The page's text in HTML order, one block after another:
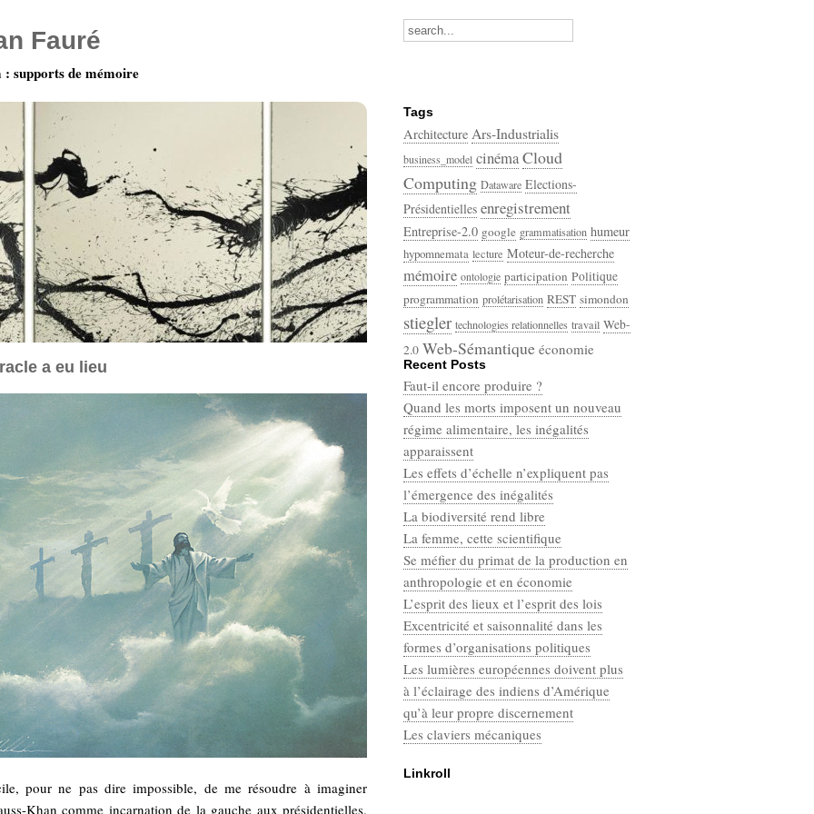
a eu lieu
pour ne pas dire impossible, de me résoudre à imaginer
Khan comme incarnation de la gauche aux présidentielles.
Recent Posts
Faut-il encore produire ?
Quand les morts imposent un nouveau
régime alimentaire, les inégalités
apparaissent
Les effets d’échelle n’expliquent pas
l’émergence des inégalités
La biodiversité rend libre
La femme, cette scientifique
Se méfier du primat de la production en
anthropologie et en économie
L’esprit des lieux et l’esprit des lois
Excentricité et saisonnalité dans les
formes d’organisations politiques
Les lumières européennes doivent plus
à l’éclairage des indiens d’Amérique
qu’à leur propre discernement
Les claviers mécaniques
Linkroll
Fauré
supports de mémoire
Tags
Architecture Ars-Industrialis
business_model cinémaCloud
Computing Dataware Elections-
Présidentielles enregistrement
Entreprise-2.0 google grammatisation humeur
hypomnemata lecture Moteur-de-recherche
mémoire ontologie participation Politique
programmation prolétarisation REST simondon
stiegler technologies relationnelles travail Web-
2.0 Web-Sémantique économie
écriture
Categories
Défaut